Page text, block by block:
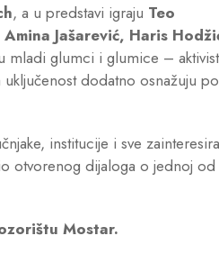
, a u predstavi igraju Teo
Jašarević, Haris
mladi glumci i glumice –
dodatno osnažuju
institucije i sve
otvorenog dijaloga o jednoj od
Mostar.